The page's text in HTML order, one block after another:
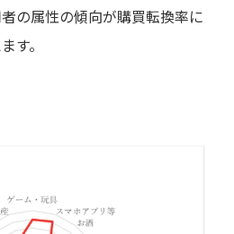
の属性の傾向が購買転換率に
す。